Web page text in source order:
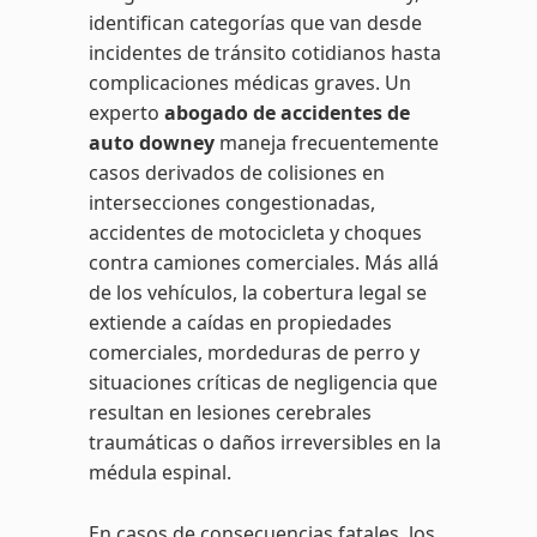
identifican categorías que van desde
incidentes de tránsito cotidianos hasta
complicaciones médicas graves. Un
experto abogado de accidentes de
auto downey maneja frecuentemente
casos derivados de colisiones en
intersecciones congestionadas,
accidentes de motocicleta y choques
contra camiones comerciales. Más allá
de los vehículos, la cobertura legal se
extiende a caídas en propiedades
comerciales, mordeduras de perro y
situaciones críticas de negligencia que
resultan en lesiones cerebrales
traumáticas o daños irreversibles en la
médula espinal.